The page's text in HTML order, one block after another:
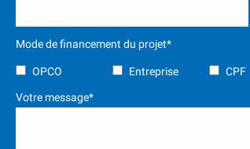
Mode de financement du projet*
OPCO Entreprise CPF
Votre message*